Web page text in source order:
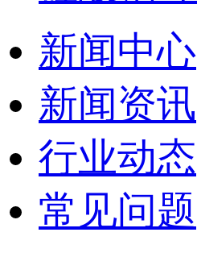
新闻中心
新闻资讯
行业动态
常见问题